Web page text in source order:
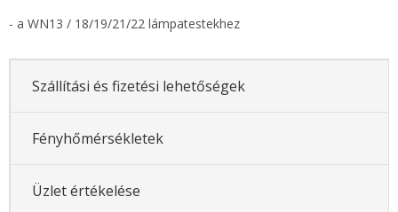
- a WN13 / 18/19/21/22 lámpatestekhez
Szállítási és fizetési lehetőségek
Fényhőmérsékletek
Üzlet értékelése